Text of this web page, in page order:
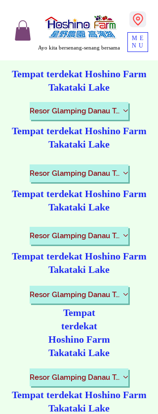
Ayo kita bersenang-senang bersama
ME
NU
Tempat terdekat Hoshino Farm
Takataki Lake
Resor Glamping Danau Takataki
Tempat terdekat Hoshino Farm
Takataki Lake
Resor Glamping Danau Takataki
Tempat terdekat Hoshino Farm
Takataki Lake
Resor Glamping Danau Takataki
Tempat terdekat Hoshino Farm
Takataki Lake
Resor Glamping Danau Takataki
Tempat
terdekat
Hoshino Farm
Takataki Lake
Resor Glamping Danau Takataki
Tempat terdekat Hoshino Farm
Takataki Lake